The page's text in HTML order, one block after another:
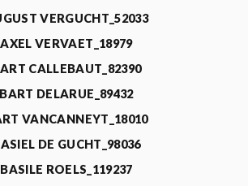
VERGUCHT_52033
AXEL VERVAET_18979
CALLEBAUT_82390
BART DELARUE_89432
VANCANNEYT_18010
DE GUCHT_98036
BASILE ROELS_119237